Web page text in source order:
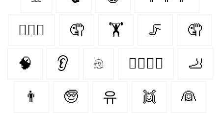
👩‍❤️‍👨 🤦‍ 🏋️‍ 🦵 🤦
🧠 👂 𓁶 👩‍❤️‍💋‍👩 🦶
👨 🧓 유 👯 👰